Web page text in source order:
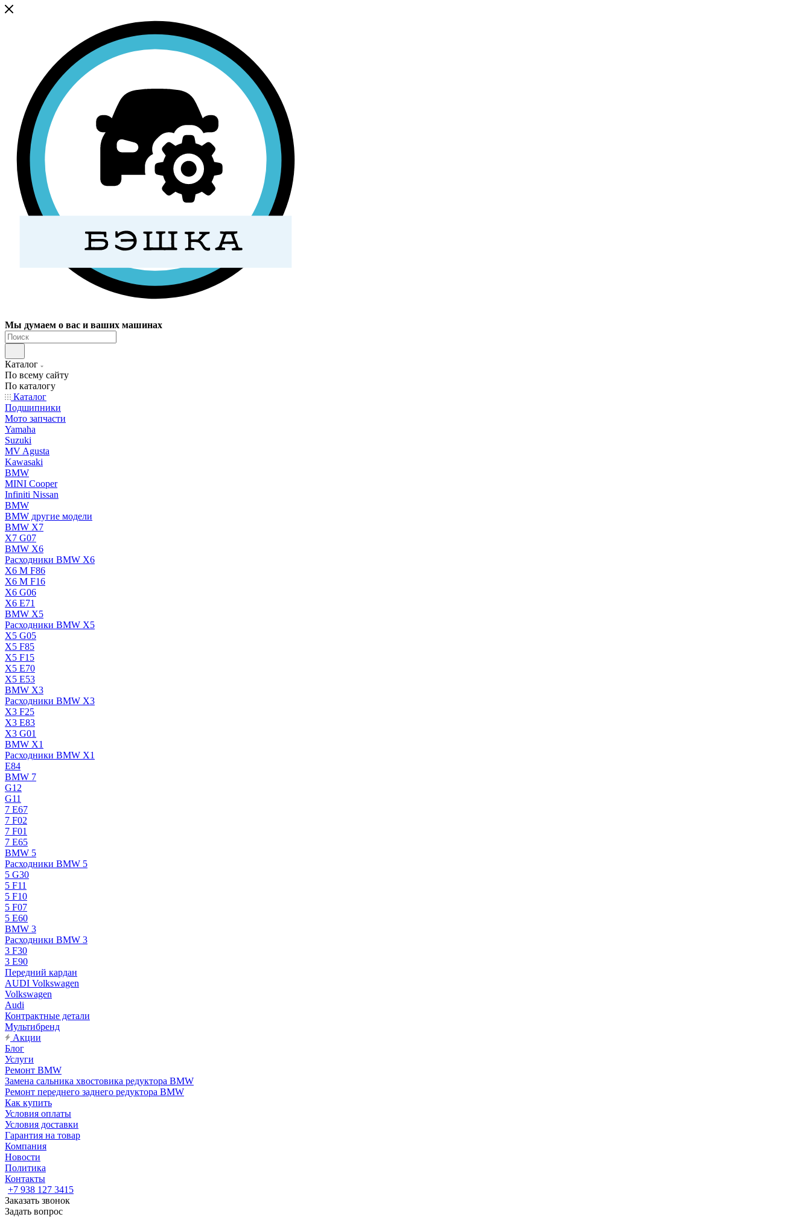
Мы думаем о вас и ваших машинах
Каталог
По всему сайту
По каталогу
Каталог
Подшипники
Мото запчасти
Yamaha
Suzuki
MV Agusta
Kawasaki
BMW
MINI Cooper
Infiniti Nissan
BMW
BMW другие модели
BMW X7
X7 G07
BMW X6
Расходники BMW X6
X6 M F86
X6 M F16
X6 G06
X6 E71
BMW X5
Расходники BMW X5
X5 G05
X5 F85
X5 F15
X5 E70
X5 E53
BMW X3
Расходники BMW X3
X3 F25
X3 E83
X3 G01
BMW X1
Расходники BMW X1
E84
BMW 7
G12
G11
7 Е67
7 F02
7 F01
7 E65
BMW 5
Расходники BMW 5
5 G30
5 F11
5 F10
5 F07
5 E60
BMW 3
Расходники BMW 3
3 F30
3 E90
Передний кардан
AUDI Volkswagen
Volkswagen
Audi
Контрактные детали
Мультибренд
Акции
Блог
Услуги
Ремонт BMW
Замена сальника хвостовика редуктора BMW
Ремонт переднего заднего редуктора BMW
Как купить
Условия оплаты
Условия доставки
Гарантия на товар
Компания
Новости
Политика
Контакты
+7 938 127 3415
Заказать звонок
Задать вопрос